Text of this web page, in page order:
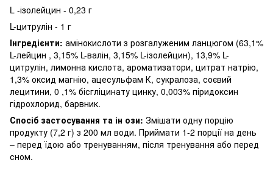
L -ізолейцин - 0,23 г
L-цитрулін - 1 г
Інгредієнти: амінокислоти з розгалуженим ланцюгом (63,1%
L-лейцин , 3,15% L-валін, 3,15% L-ізолейцин), 13,9% L-
цитрулін, лимонна кислота, ароматизатори, цитрат натрію,
1,3% оксид магнію, ацесульфам К, сукралоза, соєвий
лецитини, 0 ,1% бісгліцинату цинку, 0,003% піридоксин
гідрохлорид, барвник.
Спосіб застосування та ін ози: Змішати одну порцію
продукту (7,2 г) з 200 мл води. Приймати 1-2 порції на день
– перед їдою або тренуванням, після тренування або перед
сном.